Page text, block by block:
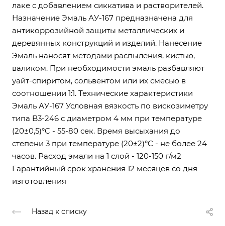
лаке с добавлением сиккатива и растворителей.
Назначение Эмаль АУ-167 предназначена для
антикоррозийной защиты металлических и
деревянных конструкций и изделий. Нанесение
Эмаль наносят методами распыления, кистью,
валиком. При необходимости эмаль разбавляют
уайт-спиритом, сольвентом или их смесью в
соотношении 1:1. Технические характеристики
Эмаль АУ-167 Условная вязкость по вискозиметру
типа B3-246 с диаметром 4 мм при температуре
(20±0,5)°C - 55-80 сек. Время высыхания до
степени 3 при температуре (20±2)°C - не более 24
часов. Расход эмали на 1 слой - 120-150 г/м2
Гарантийный срок хранения 12 месяцев со дня
изготовления
Назад к списку